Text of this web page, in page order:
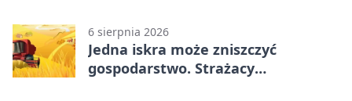
6 sierpnia 2026
Jedna iskra może zniszczyć
gospodarstwo. Strażacy